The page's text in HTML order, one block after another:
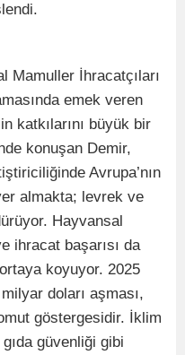
Mamuller İhracatçıları
emek veren
katkılarını büyük bir
konuşan Demir,
Avrupa’nın
almakta; levrek ve
Hayvansal
ihracat başarısı da
koyuyor. 2025
doları aşması,
göstergesidir. İklim
güvenliği gibi